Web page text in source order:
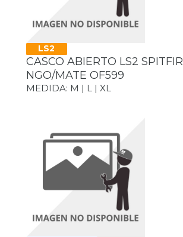
LS2
CASCO ABIERTO LS2
NGO/MATE OF599
MEDIDA: M | L | XL